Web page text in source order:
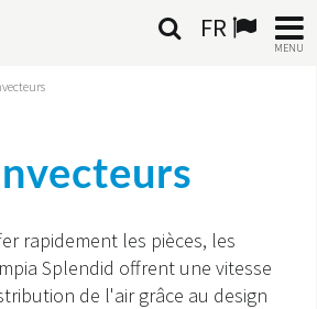
FR
MENU
rapidement les pièces, les
Splendid offrent une vitesse
de l'air grâce au design